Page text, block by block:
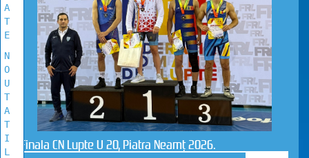
Finala CN Lupte U 20, Piatra Neamț 2026.
A
T
E
N
O
U
T
A
T
I
L